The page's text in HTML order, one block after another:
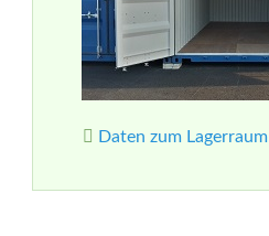
Daten zum Lagerraum